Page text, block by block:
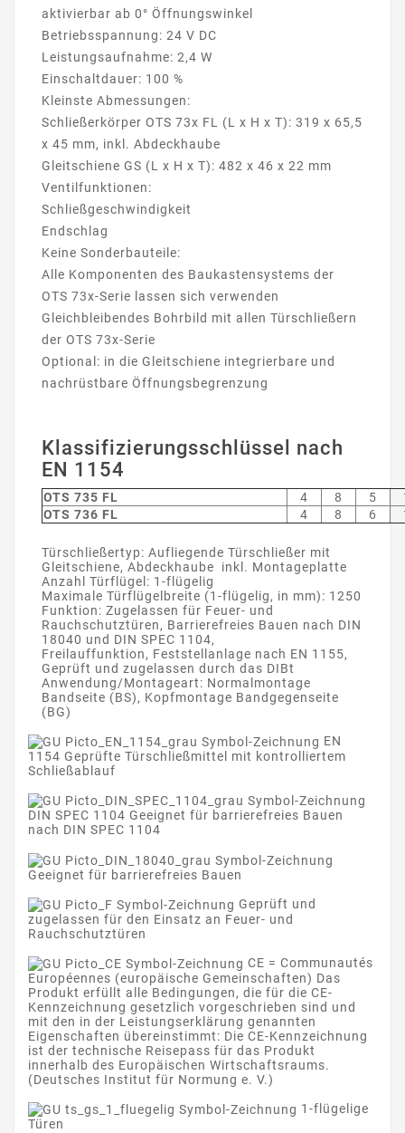
aktivierbar ab 0° Öffnungswinkel
Betriebsspannung: 24 V DC
Leistungsaufnahme: 2,4 W
Einschaltdauer: 100 %
Kleinste Abmessungen:
Schließerkörper OTS 73x FL (L x H x T): 319 x 65,5
x 45 mm, inkl. Abdeckhaube
Gleitschiene GS (L x H x T): 482 x 46 x 22 mm
Ventilfunktionen:
Schließgeschwindigkeit
Endschlag
Keine Sonderbauteile:
Alle Komponenten des Baukastensystems der
OTS 73x-Serie lassen sich verwenden
Gleichbleibendes Bohrbild mit allen Türschließern
der OTS 73x-Serie
Optional: in die Gleitschiene integrierbare und
nachrüstbare Öffnungsbegrenzung
Klassifizierungsschlüssel nach
EN 1154
OTS 735 FL 4 8 5
OTS 736 FL
4 8 6
Türschließertyp: Aufliegende Türschließer mit
Gleitschiene, Abdeckhaube inkl. Montageplatte
Anzahl Türflügel: 1-flügelig
Maximale Türflügelbreite (1-flügelig, in mm): 1250
Funktion: Zugelassen für Feuer- und
Rauchschutztüren, Barrierefreies Bauen nach DIN
18040 und DIN SPEC 1104,
Freilauffunktion, Feststellanlage nach EN 1155,
Geprüft und zugelassen durch das DIBt
Anwendung/Montageart: Normalmontage
Bandseite (BS), Kopfmontage Bandgegenseite
(BG)
EN
1154 Geprüfte Türschließmittel mit kontrolliertem
Schließablauf
DIN SPEC 1104 Geeignet für barrierefreies Bauen
nach DIN SPEC 1104
Geeignet für barrierefreies Bauen
Geprüft und
zugelassen für den Einsatz an Feuer- und
Rauchschutztüren
CE = Communautés
Européennes (europäische Gemeinschaften) Das
Produkt erfüllt alle Bedingungen, die für die CE-
Kennzeichnung gesetzlich vorgeschrieben sind und
mit den in der Leistungserklärung genannten
Eigenschaften übereinstimmt: Die CE-Kennzeichnung
ist der technische Reisepass für das Produkt
innerhalb des Europäischen Wirtschaftsraums.
(Deutsches Institut für Normung e. V.)
1-flügelige
Türen